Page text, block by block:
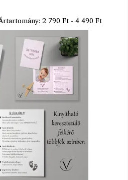
2 790 Ft - 4 490 Ft